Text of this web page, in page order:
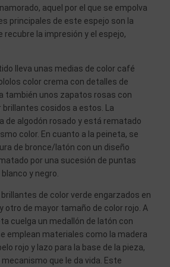
aquel por el que se empolva
principales de este espejo son la
recubre la impresión y el espejo,
lleva unas medias de color café
color crema con detalles de
también unos zapatos rosas con
brillantes cosidos a estos. La
de algodón rosado y está rematado
color. En cuanto a la peineta, se
de bronce/latón con un diseño
por una sucesión de puntas
y negro.
de color verde engarzados en
otro de mayor tamaño de color rojo. A
cuelga un medallón de latón con
emplean materiales como la madera
rojo y lazo para la base de la pieza,
que le da vida. Este